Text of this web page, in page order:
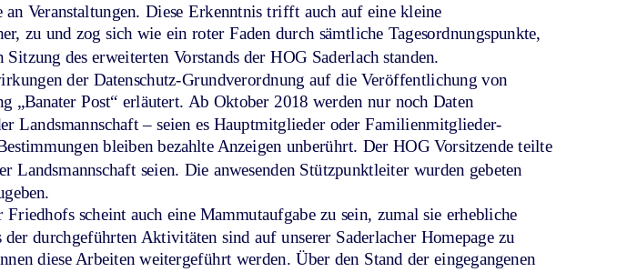
an Veranstaltungen. Diese Erkenntnis trifft auch auf eine kleine
zu und zog sich wie ein roter Faden durch sämtliche Tagesordnungspunkte,
des erweiterten Vorstands der HOG Saderlach standen.
der Datenschutz-Grundverordnung auf die Veröffentlichung von
„Banater Post“ erläutert. Ab Oktober 2018 werden nur noch Daten
Landsmannschaft – seien es Hauptmitglieder oder Familienmitglieder-
bleiben bezahlte Anzeigen unberührt. Der HOG Vorsitzende teilte
seien. Die anwesenden Stützpunktleiter wurden gebeten
Friedhofs scheint auch eine Mammutaufgabe zu sein, zumal sie erhebliche
durchgeführten Aktivitäten sind auf unserer Saderlacher Homepage zu
diese Arbeiten weitergeführt werden. Über den Stand der eingegangenen